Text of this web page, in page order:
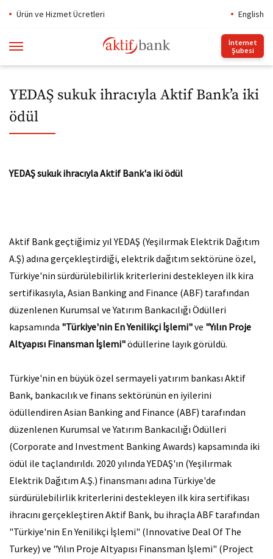
Ürün ve Hizmet Ücretleri English
İnternet
Şubesi
YEDAŞ sukuk ihracıyla Aktif Bank’a iki
ödül
​YEDAŞ sukuk ihracıyla Aktif Bank'a iki ödül
Aktif Bank geçtiğimiz yıl YEDAŞ (Yeşilırmak Elektrik Dağıtım
A.Ş) adına gerçekleştirdiği, elektrik dağıtım sektörüne özel,
Türkiye'nin sürdürülebilirlik kriterlerini destekleyen ilk kira
sertifikasıyla, Asian Banking and Finance (ABF) tarafından
düzenlenen Kurumsal ve Yatırım Bankacılığı Ödülleri
kapsamında "Türkiye'nin En Yenilikçi İşlemi"ve "Yılın Proje
Altyapısı Finansman İşlemi"ödüllerine layık görüldü.
Türkiye'nin en büyük özel sermayeli yatırım bankası Aktif
Bank, bankacılık ve finans sektörünün en iyilerini
ödüllendiren Asian Banking and Finance (ABF) tarafından
düzenlenen Kurumsal ve Yatırım Bankacılığı Ödülleri
(Corporate and Investment Banking Awards) kapsamında iki
ödül ile taçlandırıldı. 2020 yılında YEDAŞ'ın (Yeşilırmak
Elektrik Dağıtım A.Ş.) finansmanı adına Türkiye'de
sürdürülebilirlik kriterlerini destekleyen ilk kira sertifikası
ihracını gerçekleştiren Aktif Bank, bu ihraçla ABF tarafından
"Türkiye'nin En Yenilikçi İşlemi" (Innovative Deal Of The
Turkey) ve "Yılın Proje Altyapısı Finansman İşlemi" (Project